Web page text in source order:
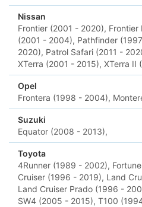
Nissan
Frontier (2001 - 2020), Frontier
(2001 - 2004), Pathfinder
2020), Patrol Safari (2011 -
XTerra (2001 - 2015), XTerra II
Opel
Frontera (1998 - 2004),
Suzuki
Equator (2008 - 2013),
Toyota
4Runner (1989 - 2002),
Cruiser (1996 - 2019), Land
Land Cruiser Prado (1996 -
SW4 (2005 - 2015), T100